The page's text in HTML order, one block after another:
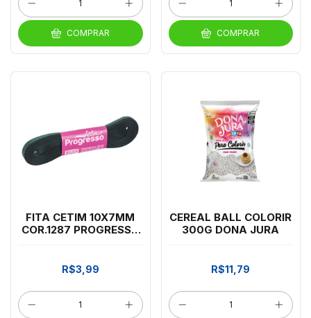
COMPRAR COMPRAR
FITA CETIM 10X7MM
COR.1287 PROGRESSO
R$3,99
CEREAL BALL COLORIR
300G DONA JURA
R$11,79